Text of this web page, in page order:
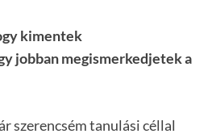
kimentek
jobban megismerkedjetek a
szerencsém tanulási céllal